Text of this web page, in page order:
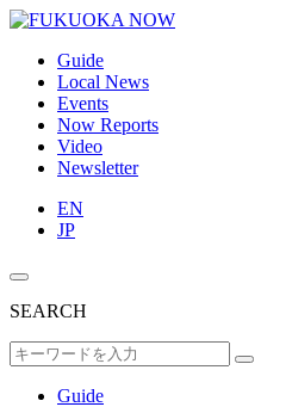
Guide
Local News
Events
Now Reports
Video
Newsletter
EN
JP
SEARCH
Guide